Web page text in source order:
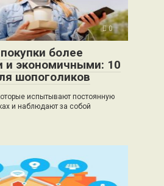
0
более
и экономичными: 10
шопоголиков
испытывают постоянную
и наблюдают за собой